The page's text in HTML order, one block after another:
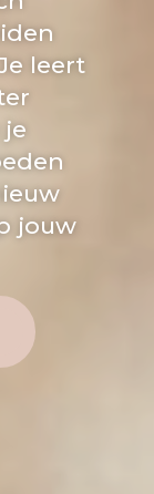
leert
jouw